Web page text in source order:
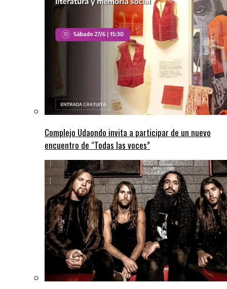
Complejo Udaondo invita a participar de un nuevo
encuentro de “Todas las voces”